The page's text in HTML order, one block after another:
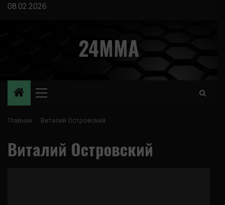
Перейти
08.02.2026
24MMA
Основное
Главная Виталий Островский
Виталий Островский